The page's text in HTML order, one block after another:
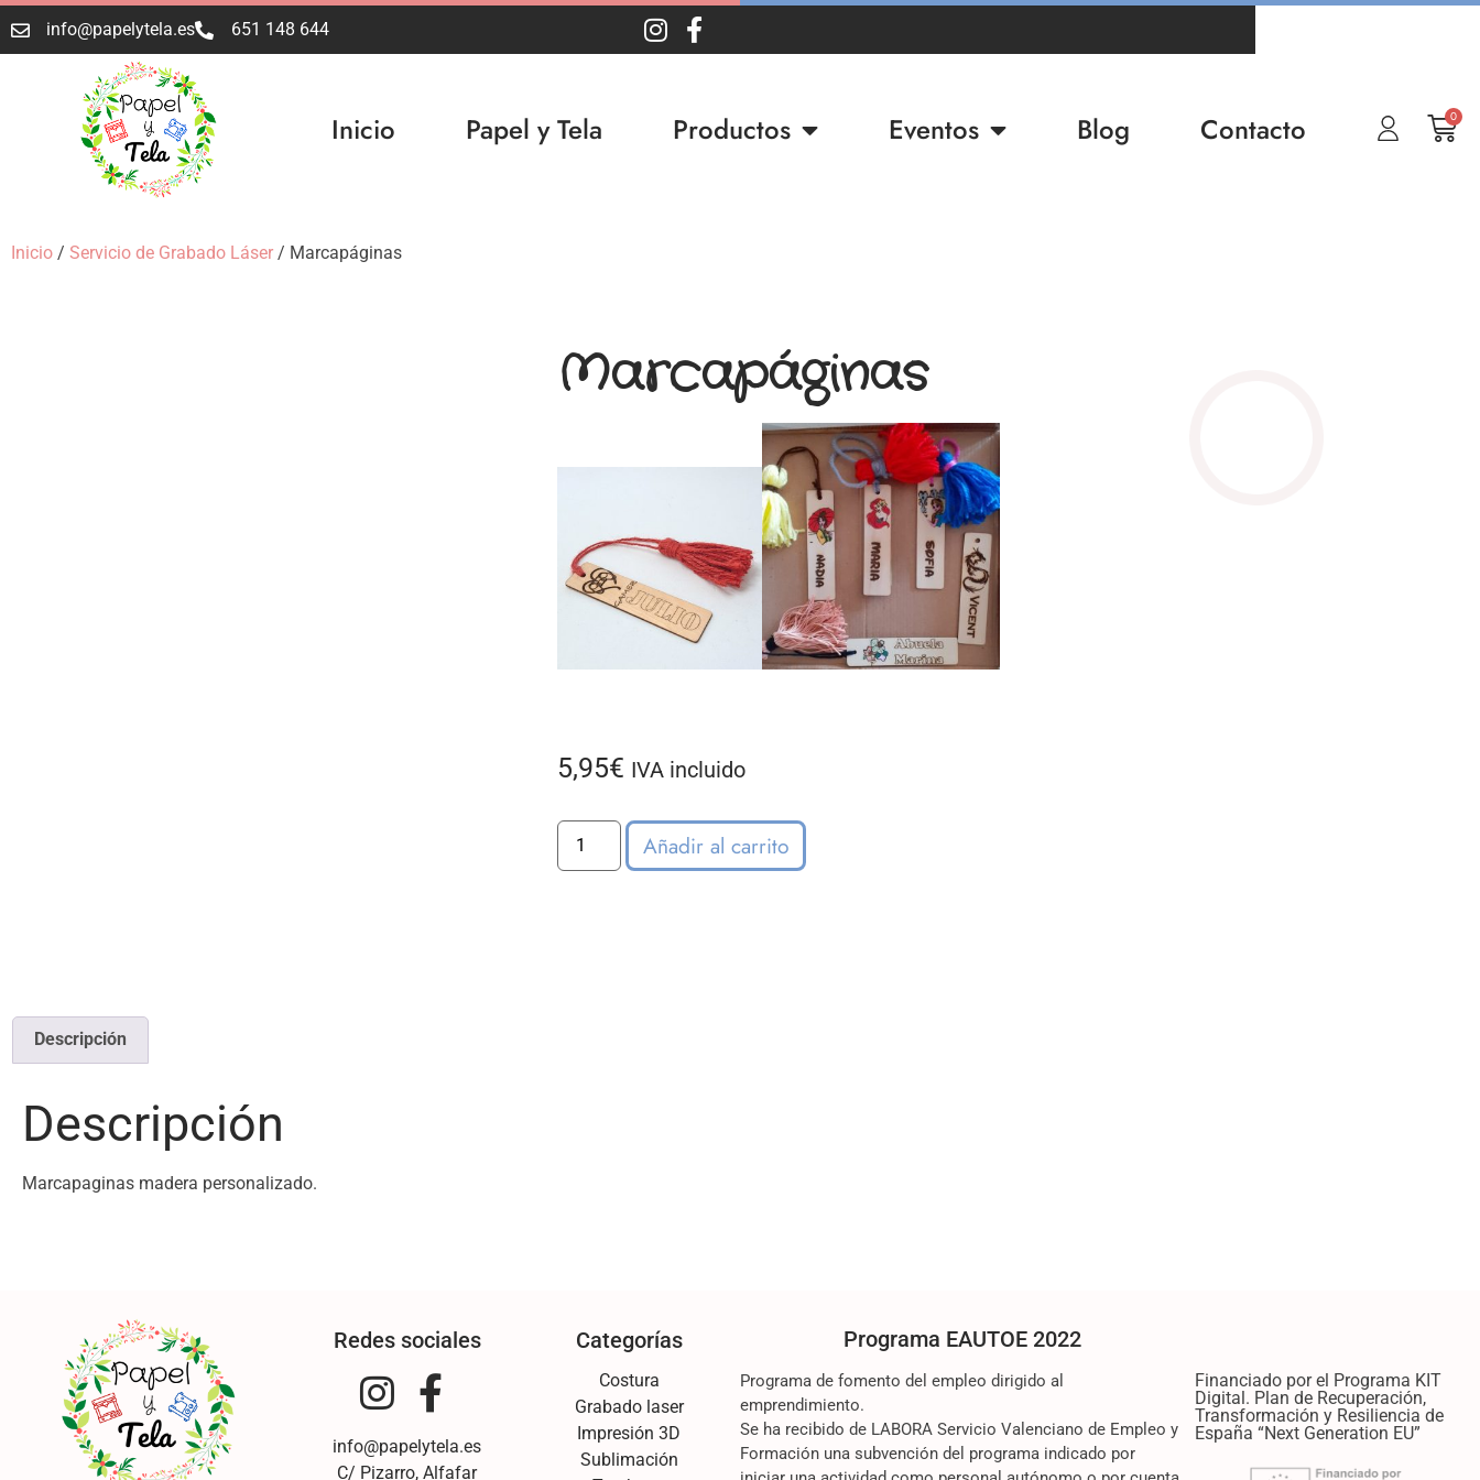
info@papelytela.es 651 148 644
Inicio Papel y Tela Productos Eventos Blog Contacto 0
Inicio / Servicio de Grabado Láser / Marcapáginas
Marcapáginas
5,95€ IVA incluido
Añadir al carrito
Descripción
Descripción
Marcapaginas madera personalizado.
Redes sociales
info@papelytela.es
C/ Pizarro, Alfafar
Categorías
Costura
Grabado laser
Impresión 3D
Sublimación
Programa EAUTOE 2022
Programa de fomento del empleo dirigido al
emprendimiento.
Se ha recibido de LABORA Servicio Valenciano de Empleo y
Formación una subvención del programa indicado por
Financiado por el Programa KIT
Digital. Plan de Recuperación,
Transformación y Resiliencia de
España “Next Generation EU”